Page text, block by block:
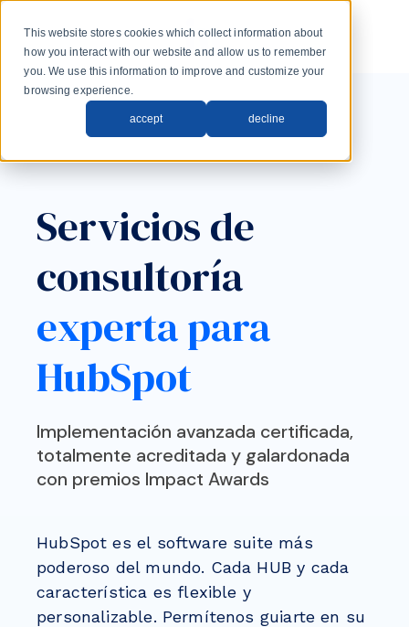
This website stores cookies which collect information about
how you interact with our website and allow us to remember
you. We use this information to improve and customize your
browsing experience.
accept decline
Servicios de
consultoría
experta para
HubSpot
Implementación avanzada certificada,
totalmente acreditada y galardonada
con premios Impact Awards
HubSpot es el software suite más
poderoso del mundo. Cada HUB y cada
característica es flexible y
personalizable. Permítenos guiarte en su